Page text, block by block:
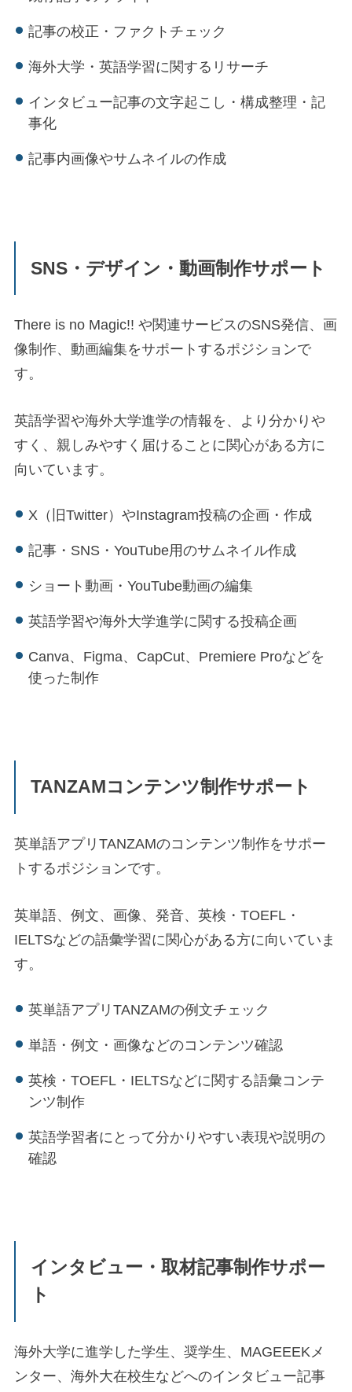
記事の校正・ファクトチェック
海外大学・英語学習に関するリサーチ
インタビュー記事の文字起こし・構成整理・記
事化
記事内画像やサムネイルの作成
SNS・デザイン・動画制作サポート
There is no Magic!! や関連サービスのSNS発信、画
像制作、動画編集をサポートするポジションで
す。
英語学習や海外大学進学の情報を、より分かりや
すく、親しみやすく届けることに関心がある方に
向いています。
X（旧Twitter）やInstagram投稿の企画・作成
記事・SNS・YouTube用のサムネイル作成
ショート動画・YouTube動画の編集
英語学習や海外大学進学に関する投稿企画
Canva、Figma、CapCut、Premiere Proなどを
使った制作
TANZAMコンテンツ制作サポート
英単語アプリTANZAMのコンテンツ制作をサポー
トするポジションです。
英単語、例文、画像、発音、英検・TOEFL・
IELTSなどの語彙学習に関心がある方に向いていま
す。
英単語アプリTANZAMの例文チェック
単語・例文・画像などのコンテンツ確認
英検・TOEFL・IELTSなどに関する語彙コンテ
ンツ制作
英語学習者にとって分かりやすい表現や説明の
確認
インタビュー・取材記事制作サポー
ト
海外大学に進学した学生、奨学生、MAGEEEKメ
ンター、海外大在校生などへのインタビュー記事